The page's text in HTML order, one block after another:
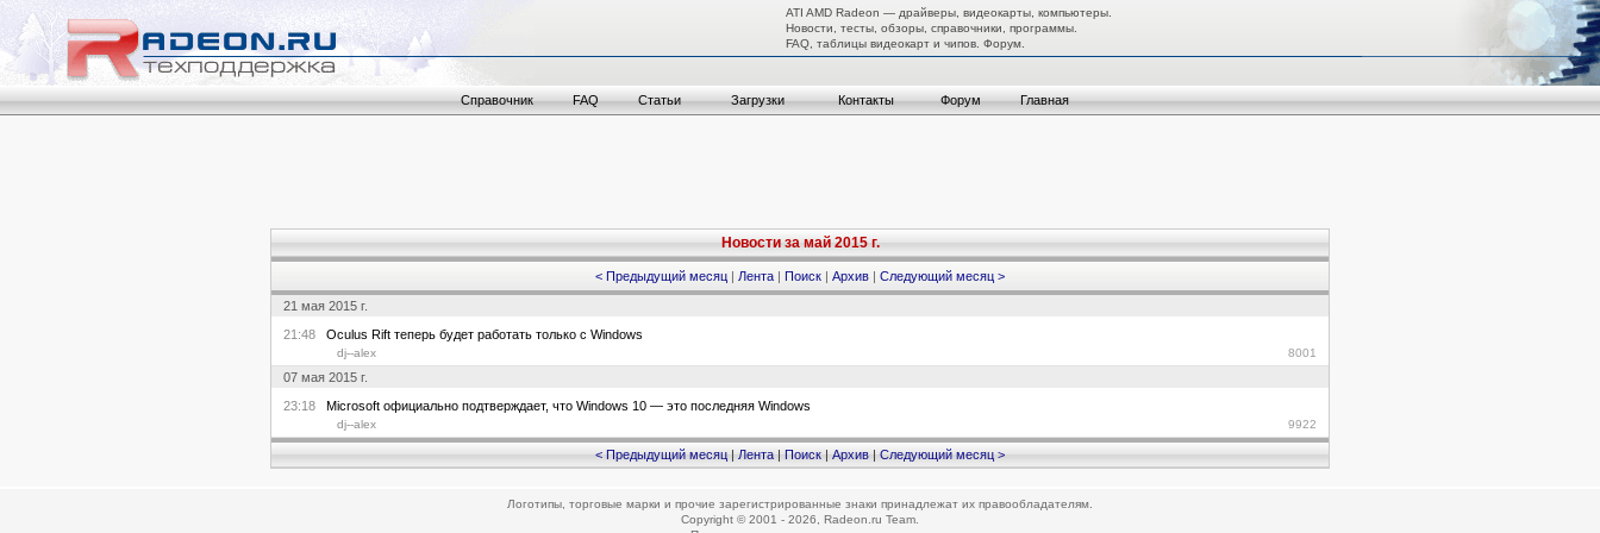
ATI AMD Radeon — драйверы, видеокарты, компьютеры.
Новости, тесты, обзоры, справочники, программы.
FAQ, таблицы видеокарт и чипов. Форум.
Справочник FAQ Статьи Загрузки Контакты Форум Главная
Новости за май 2015 г.
< Предыдущий месяц | Лента | Поиск | Архив | Следующий месяц >
21 мая 2015 г.
21:48 Oculus Rift теперь будет работать только с Windows
8001
dj--alex
07 мая 2015 г.
23:18 Microsoft официально подтверждает, что Windows 10 — это последняя Windows
9922
dj--alex
< Предыдущий месяц|Лента|Поиск|Архив|Следующий месяц >
Логотипы, торговые марки и прочие зарегистрированные знаки принадлежат их правообладателям.
Copyright © 2001 - 2026, Radeon.ru Team.